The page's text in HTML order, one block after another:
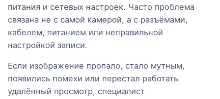
питания и сетевых настроек. Часто проблема
связана не с самой камерой, а с разъёмами,
кабелем, питанием или неправильной
настройкой записи.
Если изображение пропало, стало мутным,
появились помехи или перестал работать
удалённый просмотр, специалист